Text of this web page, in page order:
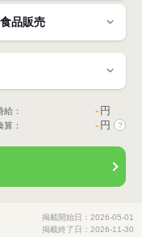
給： - 円
算： - 円 ?
掲載開始日：2026-05-01
掲載終了日：2026-11-30